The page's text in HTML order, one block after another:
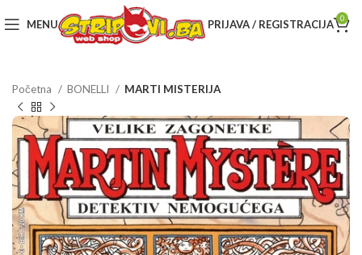
MENU PRIJAVA / REGISTRACIJA 0
Početna BONELLI MARTI MISTERIJA